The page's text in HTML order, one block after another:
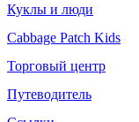
Куклы и люди
Cabbage Patch Kids
Торговый центр
Путеводитель